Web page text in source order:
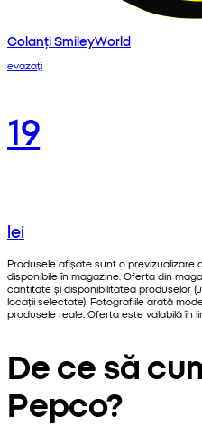
Colanți SmileyWorld
evazați
19
lei
Produsele afișate sunt o previzualizare
disponibile în magazine. Oferta din
cantitate și disponibilitatea produselor
locații selectate). Fotografiile arată
produsele reale. Oferta este valabilă în
De ce să
Pepco?